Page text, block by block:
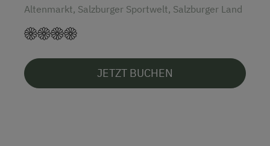
Altenmarkt, Salzburger Sportwelt, Salzburger Land
JETZT BUCHEN